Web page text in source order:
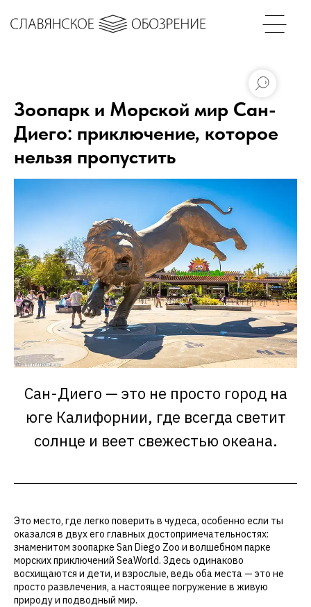
Зоопарк и Морской мир Сан-
Диего: приключение, которое
нельзя пропустить
Сан-Диего — это не просто город на
юге Калифорнии, где всегда светит
солнце и веет свежестью океана.
Это место, где легко поверить в чудеса, особенно если ты
оказался в двух его главных достопримечательностях:
знаменитом зоопарке San Diego Zoo и волшебном парке
морских приключений SeaWorld. Здесь одинаково
восхищаются и дети, и взрослые, ведь оба места — это не
просто развлечения, а настоящее погружение в живую
природу и подводный мир.